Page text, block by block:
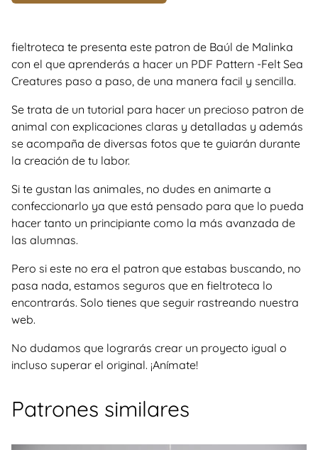
fieltroteca te presenta este patron de Baúl de Malinka
con el que aprenderás a hacer un PDF Pattern -Felt Sea
Creatures paso a paso, de una manera facil y sencilla.
Se trata de un tutorial para hacer un precioso patron de
animal con explicaciones claras y detalladas y además
se acompaña de diversas fotos que te guiarán durante
la creación de tu labor.
Si te gustan las animales, no dudes en animarte a
confeccionarlo ya que está pensado para que lo pueda
hacer tanto un principiante como la más avanzada de
las alumnas.
Pero si este no era el patron que estabas buscando, no
pasa nada, estamos seguros que en fieltroteca lo
encontrarás. Solo tienes que seguir rastreando nuestra
web.
No dudamos que lograrás crear un proyecto igual o
incluso superar el original. ¡Anímate!
Patrones similares